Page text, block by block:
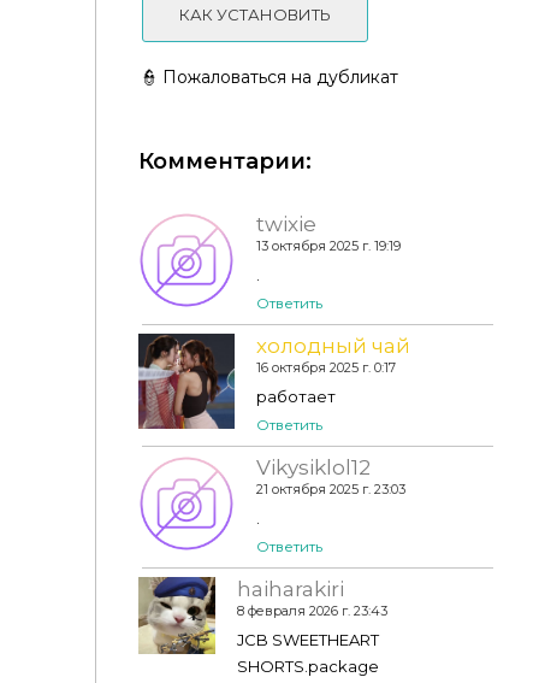
Пижама - Pajama Shorts N03, Pajama top N02
КАК УСТАНОВИТЬ
👮 Пожаловаться на дубликат
Комментарии:
twixie
13 октября 2025 г. 19:19
Ответить
холодный чай
16 октября 2025 г. 0:17
работает
Ответить
Vikysiklol12
21 октября 2025 г. 23:03
Ответить
haiharakiri
8 февраля 2026 г. 23:43
JCB SWEETHEART
SHORTS.package